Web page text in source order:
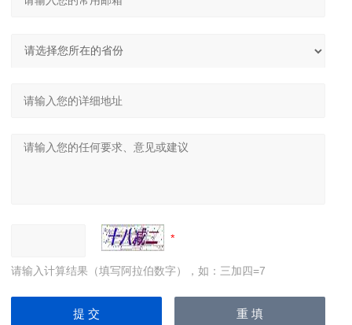
请输入计算结果（填写阿拉伯数字），如：三加四=7